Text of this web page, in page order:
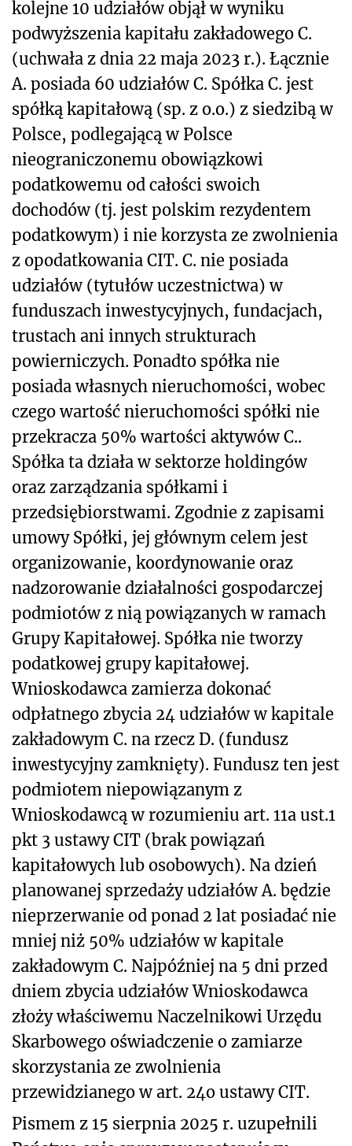
kolejne 10 udziałów objął w wyniku
podwyższenia kapitału zakładowego C.
(uchwała z dnia 22 maja 2023 r.). Łącznie
A. posiada 60 udziałów C. Spółka C. jest
spółką kapitałową (sp. z o.o.) z siedzibą w
Polsce, podlegającą w Polsce
nieograniczonemu obowiązkowi
podatkowemu od całości swoich
dochodów (tj. jest polskim rezydentem
podatkowym) i nie korzysta ze zwolnienia
z opodatkowania CIT. C. nie posiada
udziałów (tytułów uczestnictwa) w
funduszach inwestycyjnych, fundacjach,
trustach ani innych strukturach
powierniczych. Ponadto spółka nie
posiada własnych nieruchomości, wobec
czego wartość nieruchomości spółki nie
przekracza 50% wartości aktywów C..
Spółka ta działa w sektorze holdingów
oraz zarządzania spółkami i
przedsiębiorstwami. Zgodnie z zapisami
umowy Spółki, jej głównym celem jest
organizowanie, koordynowanie oraz
nadzorowanie działalności gospodarczej
podmiotów z nią powiązanych w ramach
Grupy Kapitałowej. Spółka nie tworzy
podatkowej grupy kapitałowej.
Wnioskodawca zamierza dokonać
odpłatnego zbycia 24 udziałów w kapitale
zakładowym C. na rzecz D. (fundusz
inwestycyjny zamknięty). Fundusz ten jest
podmiotem niepowiązanym z
Wnioskodawcą w rozumieniu art. 11a ust.1
pkt 3 ustawy CIT (brak powiązań
kapitałowych lub osobowych). Na dzień
planowanej sprzedaży udziałów A. będzie
nieprzerwanie od ponad 2 lat posiadać nie
mniej niż 50% udziałów w kapitale
zakładowym C. Najpóźniej na 5 dni przed
dniem zbycia udziałów Wnioskodawca
złoży właściwemu Naczelnikowi Urzędu
Skarbowego oświadczenie o zamiarze
skorzystania ze zwolnienia
przewidzianego w art. 24o ustawy CIT.
Pismem z 15 sierpnia 2025 r. uzupełnili